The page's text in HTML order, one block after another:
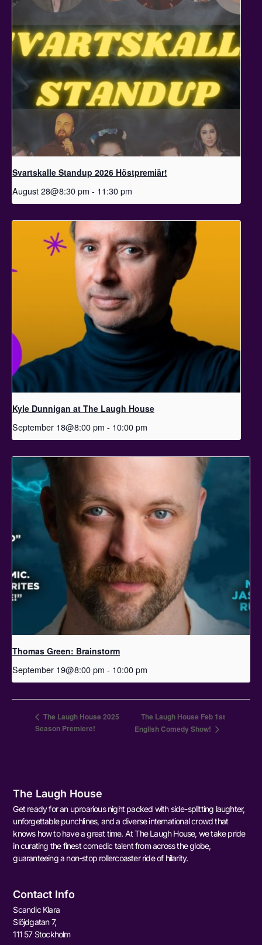
Svartskalle Standup 2026 Höstpremiär!
August 28@8:30 pm - 11:30 pm
Kyle Dunnigan at The Laugh House
September 18@8:00 pm - 10:00 pm
Thomas Green: Brainstorm
September 19@8:00 pm - 10:00 pm
The Laugh House 2025
Season Premiere!
The Laugh House Feb 1st
English Comedy Show!
The Laugh House
Get ready for an uproarious night packed with side-splitting laughter,
unforgettable punchlines, and a diverse international crowd that
knows how to have a great time. At The Laugh House, we take pride
in curating the finest comedic talent from across the globe,
guaranteeing a non-stop rollercoaster ride of hilarity.
Contact Info
Scandic Klara
Slöjdgatan 7,
111 57 Stockholm